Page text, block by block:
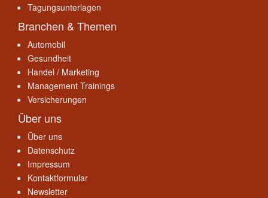
Tagungsunterlagen
Branchen & Themen
Automobil
Gesundheit
Handel / Marketing
Management Trainings
Versicherungen
Über uns
Über uns
Datenschutz
Impressum
Kontaktformular
Newsletter